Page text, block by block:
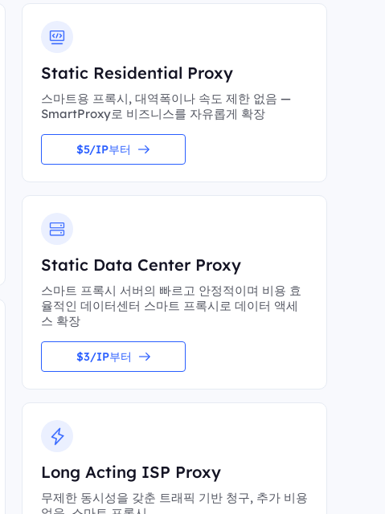
Static Residential Proxy
스마트용 프록시, 대역폭이나 속도 제한 없음 —
SmartProxy로 비즈니스를 자유롭게 확장
$5/IP부터
Static Data Center Proxy
스마트 프록시 서버의 빠르고 안정적이며 비용 효
율적인 데이터센터 스마트 프록시로 데이터 액세
스 확장
$3/IP부터
Long Acting ISP Proxy
무제한 동시성을 갖춘 트래픽 기반 청구, 추가 비용